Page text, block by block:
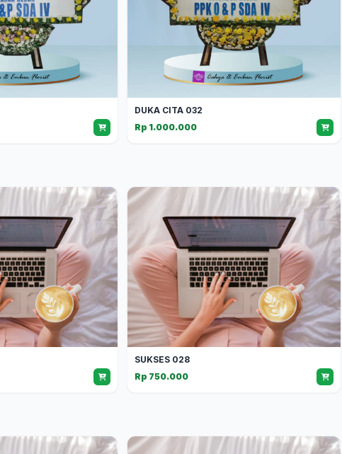
DUKA CITA 032
Rp 1.000.000
SUKSES 028
Rp 750.000